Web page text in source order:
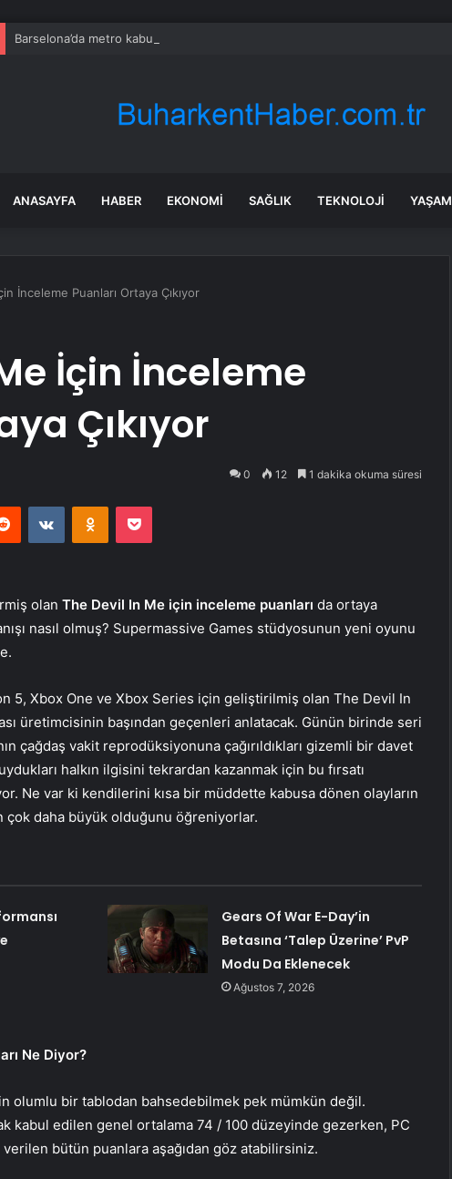
Barselona’da metro kabusu! 137 kişi hastaneye kaldırıldı
ANASAYFA HABER EKONOMI SAĞLIK TEKNOLOJI YAŞAM
İnceleme Puanları Ortaya Çıkıyor
İçin İnceleme
Çıkıyor
0 12 1 dakika okuma süresi
Reddit VKontakteOdnoklassniki
Pocket
olan The Devil In Me için inceleme puanları da ortaya
nasıl olmuş? Supermassive Games stüdyosunun yeni oyunu
5, Xbox One ve Xbox Series için geliştirilmiş olan The Devil In
üretimcisinin başından geçenleri anlatacak. Günün birinde seri
çağdaş vakit reprodüksiyonuna çağırıldıkları gizemli bir davet
halkın ilgisini tekrardan kazanmak için bu fırsatı
Ne var ki kendilerini kısa bir müddette kabusa dönen olayların
daha büyük olduğunu öğreniyorlar.
Gears Of War E-Day’in
Betasına ‘Talep Üzerine’ PvP
Modu Da Eklenecek
Ağustos 7, 2026
Ne Diyor?
olumlu bir tablodan bahsedebilmek pek mümkün değil.
kabul edilen genel ortalama 74 / 100 düzeyinde gezerken, PC
bütün puanlara aşağıdan göz atabilirsiniz.